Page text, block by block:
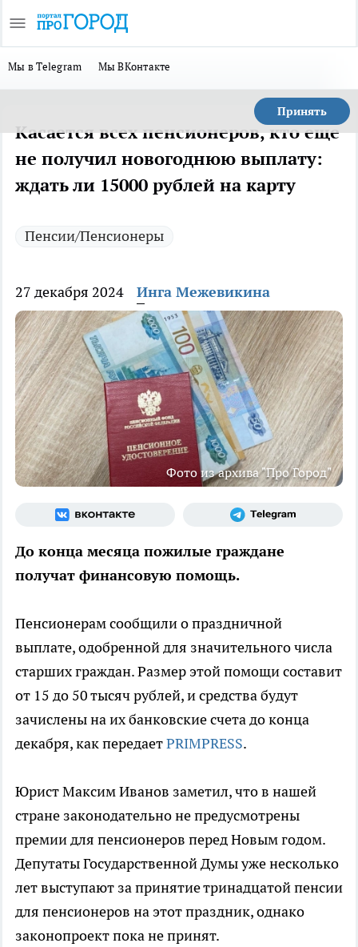
Мы в Telegram Мы ВКонтакте
Принять
Касается всех пенсионеров, кто еще
не получил новогоднюю выплату:
ждать ли 15000 рублей на карту
Пенсии/Пенсионеры
27 декабря 2024 Инга Межевикина
Фото из архива "Про Город"
До конца месяца пожилые граждане
получат финансовую помощь.
Пенсионерам сообщили о праздничной
выплате, одобренной для значительного числа
старших граждан. Размер этой помощи составит
от 15 до 50 тысяч рублей, и средства будут
зачислены на их банковские счета до конца
декабря, как передаетPRIMPRESS.
Юрист Максим Иванов заметил, что в нашей
стране законодательно не предусмотрены
премии для пенсионеров перед Новым годом.
Депутаты Государственной Думы уже несколько
лет выступают за принятие тринадцатой пенсии
для пенсионеров на этот праздник, однако
законопроект пока не принят.